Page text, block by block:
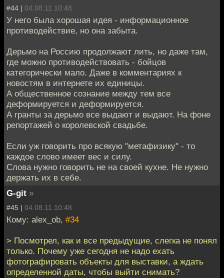
#44 | 04.08.11 10:48
У него была хорошая идея - информационное
противодействие, но она забыта.
Дерьмо на Россию продолжают лить, но даже там,
где можно противодействовать - бойцов
категорически мало. Даже в комментариях к
новостям в интернете их единицы.
А общественное сознание между тем все
деформируется и деформируется.
А гранты за дерьмо все выдают и выдают. На фоне
репортажей о королевской свадьбе.
Если уж говорить про всякую "метафизику" - то
каждое слово имеет вес и силу.
Слова нужно говорить не на своей кухне. Не нужно
держать их в себе.
G-git »
#45 | 04.08.11 10:48
Кому: alex_ob, #34
> Посмотрел, как и все предыдущие, слегка не понял
только. Почему уже сегодня не надо ехать
фотографировать объекты для выставки, а ждать
определенной даты, чтобы выйти снимать?